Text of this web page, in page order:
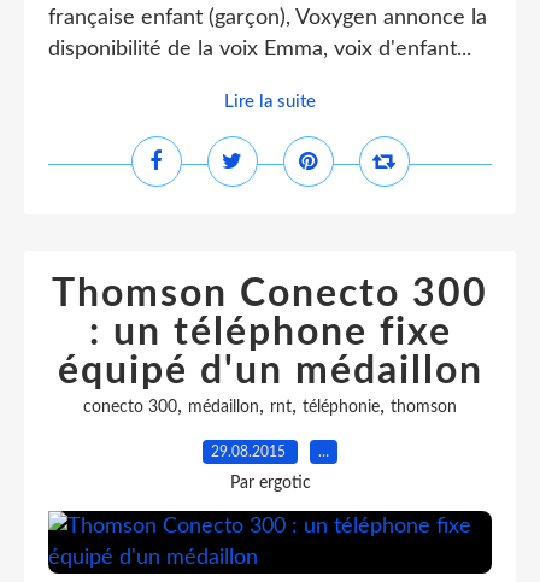
française enfant (garçon), Voxygen annonce la
disponibilité de la voix Emma, voix d'enfant...
Lire la suite
Thomson Conecto 300
: un téléphone fixe
équipé d'un médaillon
conecto 300, médaillon, rnt, téléphonie, thomson
29.08.2015 …
Par ergotic